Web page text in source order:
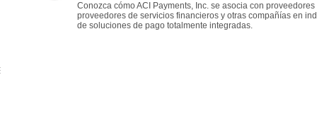
Conozca cómo ACI Payments, Inc. se asocia con
proveedores de servicios financieros y otras compañías en
de soluciones de pago totalmente integradas.